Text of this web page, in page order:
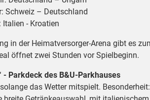
Schweiz – Deutschland
Italien - Kroatien
in der Heimatversorger-Arena gibt es
öffnet zwei Stunden vor Spielbeginn.
- Parkdeck des B&U-Parkhauses
das Wetter mitspielt.